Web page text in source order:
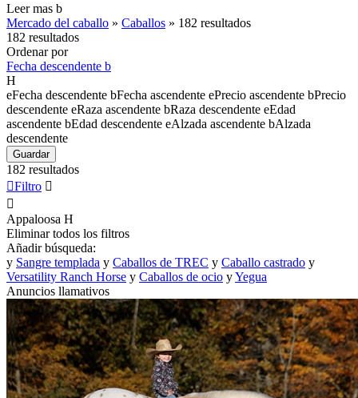
Leer mas b
Mercado del caballo » Caballos » 182 resultados
182 resultados
Ordenar por
Fecha descendente b
H
eFecha descendente bFecha ascendente ePrecio ascendente bPrecio
descendente eRaza ascendente bRaza descendente eEdad
ascendente bEdad descendente eAlzada ascendente bAlzada
descendente
Guardar
182 resultados
Filtro 

Appaloosa H
Eliminar todos los filtros
Añadir búsqueda:
y Sangre templada y Caballos de TREC y Caballo castrado y
Versatility Ranch Horse y Caballos de ocio yYegua
Anuncios llamativos